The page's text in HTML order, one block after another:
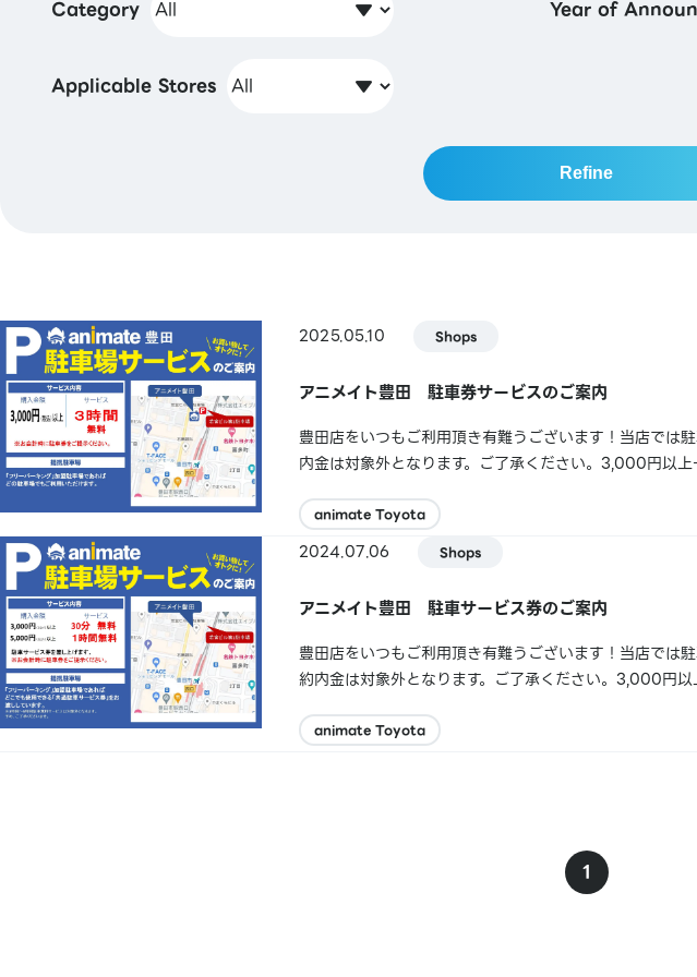
Category Year of
Applicable Stores
Refine
2025.05.10 Shops
アニメイト豊田 駐車券サービスのご案内
豊田店をいつもご利用頂き有難うございます！当店で
内金は対象外となります。ご了承ください。3,000円
場」でもご利用できます！ お...
animate Toyota
2024.07.06 Shops
アニメイト豊田 駐車サービス券のご案内
豊田店をいつもご利用頂き有難うございます！当店で
約内金は対象外となります。ご了承ください。3,000
し致します。 下記、HPで共通サービス券が...
animate Toyota
1